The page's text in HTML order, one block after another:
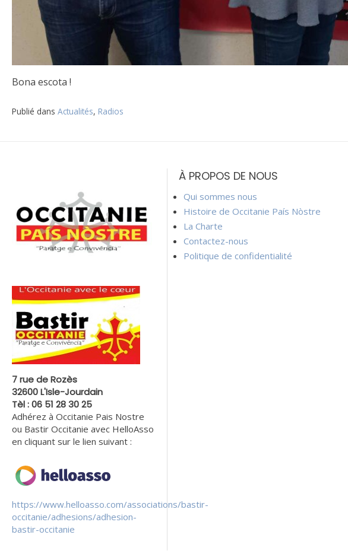
Bona escota !
Publié dans Actualités, Radios
l’article
7 rue de Rozès
32600 L'Isle-Jourdain
Tèl : 06 51 28 30 25
Adhérez à Occitanie Pais Nostre
ou Bastir Occitanie avec HelloAsso
en cliquant sur le lien suivant :
https://www.helloasso.com/associations/bastir-
occitanie/adhesions/adhesion-
bastir-occitanie
À PROPOS DE NOUS
Qui sommes nous
Histoire de Occitanie País Nòstre
La Charte
Contactez-nous
Politique de confidentialité